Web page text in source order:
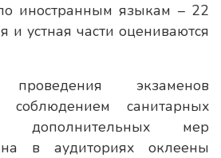
иностранным языкам – 22
и устная части оцениваются
экзаменов
соблюдением санитарных
дополнительных мер
в аудиториях оклеены